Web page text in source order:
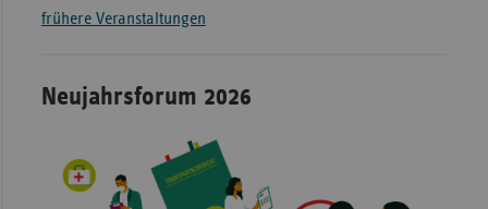
frühere Veranstaltungen
Neujahrsforum 2026